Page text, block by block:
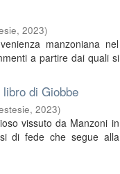
,2023)
manzoniana nel
a partire dai quali si
di Giobbe
,2023)
vissuto da Manzoni in
di fede che segue alla